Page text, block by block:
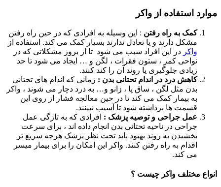
موارد استفاده از واکر
کمک به راه رفتن : این وسیله به افرادی که در حین راه رفتن
مشکل دارند و یا تعادل ندارند بسیار کمک می کند. استفاده از
واکر در این افراد سبب می شود تا از بروز مشکلاتی که در
نواحی کمر ، ستون فقرات ، لگن و … ایجاد می شود تا حد
زیادی جلوگیری یا روند آن را کند کنند.
کاهش درد در اندام تحتانی بدن : زمانی که اندام های تحتانی
بدن مثل لگن ، ساق پا ، زانو و… به درد دچار می شوند ، واکر
به بیمار کمک می کند تا در حین معالجه فشار از روی این
قسمت ها برداشته شود تا آسیب نبینند.
عمل جراحی و توصیه پزشک : افرادی که به تازگی عمل
جراحی در ناحیه تحتانی بدن انجام داده اند ، برای سرعت
بخشیدن به روند بهبود باید تحت نظر پزشک هرچه سریع تر
اقدام به راه رفتن کنند. واکر این امکان را برای بیمار میسر
می کند.
انواع مختلف واکر چیست ؟